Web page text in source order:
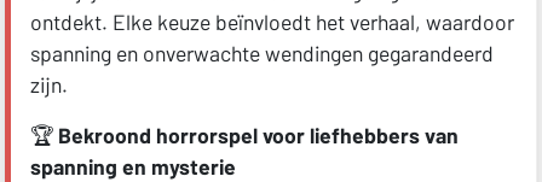
ontdekt. Elke keuze beïnvloedt het verhaal, waardoor
spanning en onverwachte wendingen gegarandeerd
zijn.
🏆 Bekroond horrorspel voor liefhebbers van
spanning en mysterie